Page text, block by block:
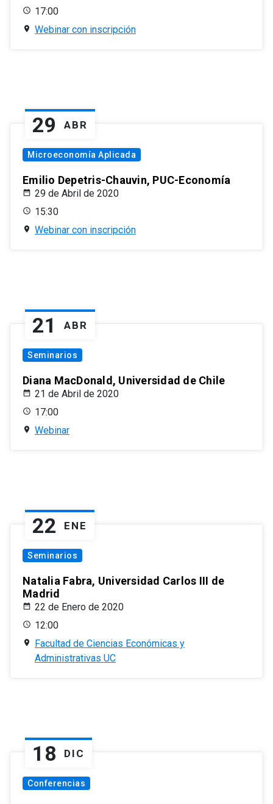
17:00
Webinar con inscripción
29 ABR
Microeconomía Aplicada
Emilio Depetris-Chauvin, PUC-Economía
29 de Abril de 2020
15:30
Webinar con inscripción
21 ABR
Seminarios
Diana MacDonald, Universidad de Chile
21 de Abril de 2020
17:00
Webinar
22 ENE
Seminarios
Natalia Fabra, Universidad Carlos III de
Madrid
22 de Enero de 2020
12:00
Facultad de Ciencias Económicas y
Administrativas UC
18 DIC
Conferencias